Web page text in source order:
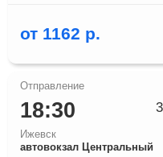
от 1162 р.
18:30
Ижевск
автовокзал Центральный
3